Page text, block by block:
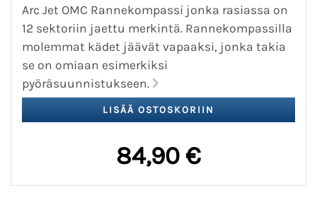
Arc Jet OMC Rannekompassi jonka rasiassa on
12 sektoriin jaettu merkintä. Rannekompassilla
molemmat kädet jäävät vapaaksi, jonka takia
se on omiaan esimerkiksi
pyöräsuunnistukseen.
84,90 €